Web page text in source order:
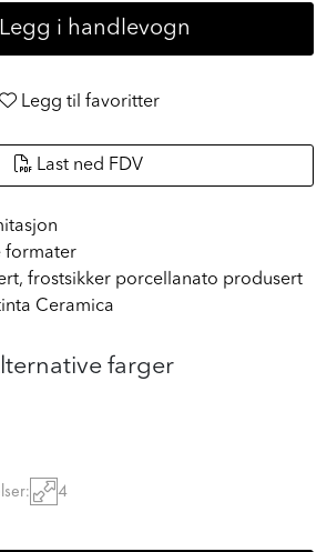
Legg i handlevogn
Legg til favoritter
Last ned FDV
formater
frostsikker porcellanato produsert
Ceramica
farger
4